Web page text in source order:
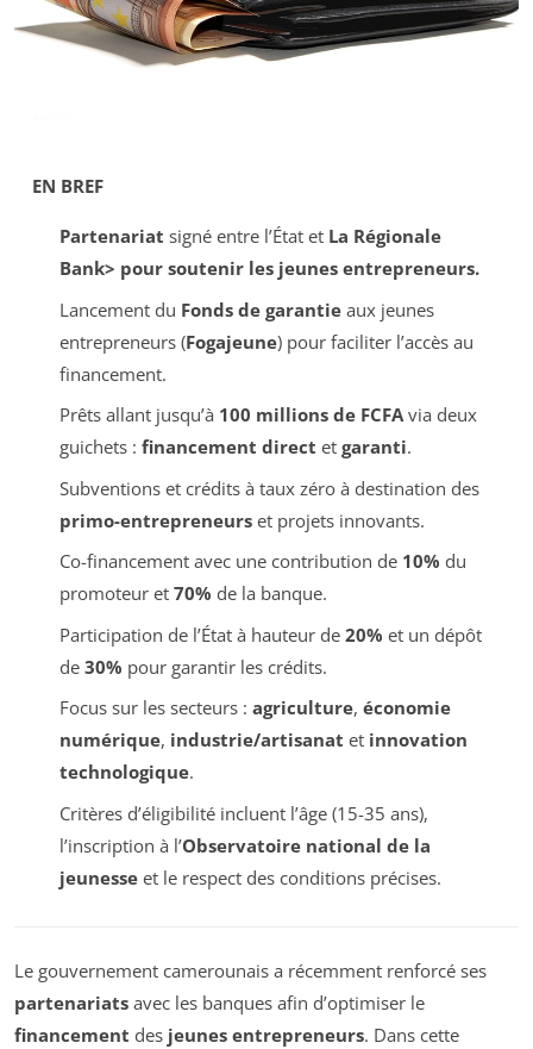
EN BREF
Partenariat signé entre l’État et La Régionale
Bank> pour soutenir les jeunes entrepreneurs.
Lancement du Fonds de garantieaux jeunes
entrepreneurs (Fogajeune) pour faciliter l’accès au
financement.
Prêts allant jusqu’à 100 millions de FCFAvia deux
guichets : financement direct et garanti.
Subventions et crédits à taux zéro à destination des
primo-entrepreneurset projets innovants.
Co-financement avec une contribution de 10% du
promoteur et 70% de la banque.
Participation de l’État à hauteur de 20% et un dépôt
de 30% pour garantir les crédits.
Focus sur les secteurs : agriculture, économie
numérique, industrie/artisanat et innovation
technologique.
Critères d’éligibilité incluent l’âge (15-35 ans),
l’inscription à l’Observatoire national de la
jeunesseet le respect des conditions précises.
Le gouvernement camerounais a récemment renforcé ses
partenariats avec les banques afin d’optimiser le
financement des jeunes entrepreneurs. Dans cette